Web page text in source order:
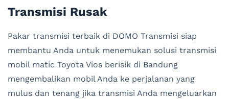
Transmisi Rusak
Pakar transmisi terbaik di DOMO Transmisi siap
membantu Anda untuk menemukan solusi transmisi
mobil matic Toyota Vios berisik di Bandung
mengembalikan mobil Anda ke perjalanan yang
mulus dan tenang jika transmisi Anda mengeluarkan